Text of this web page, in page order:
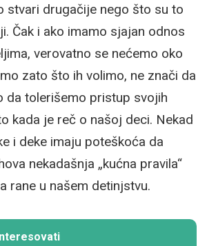
stvari drugačije nego što su to
Čak i ako imamo sjajan odnos
verovatno se nećemo oko
zato što ih volimo, ne znači da
da tolerišemo pristup svojih
kada je reč o našoj deci. Nekad
i deke imaju poteškoća da
nekadašnja „kućna pravila“
rane u našem detinjstvu.